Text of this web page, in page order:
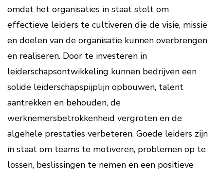
omdat het organisaties in staat stelt om
effectieve leiders te cultiveren die de visie, missie
en doelen van de organisatie kunnen overbrengen
en realiseren. Door te investeren in
leiderschapsontwikkeling kunnen bedrijven een
solide leiderschapspijplijn opbouwen, talent
aantrekken en behouden, de
werknemersbetrokkenheid vergroten en de
algehele prestaties verbeteren. Goede leiders zijn
in staat om teams te motiveren, problemen op te
lossen, beslissingen te nemen en een positieve